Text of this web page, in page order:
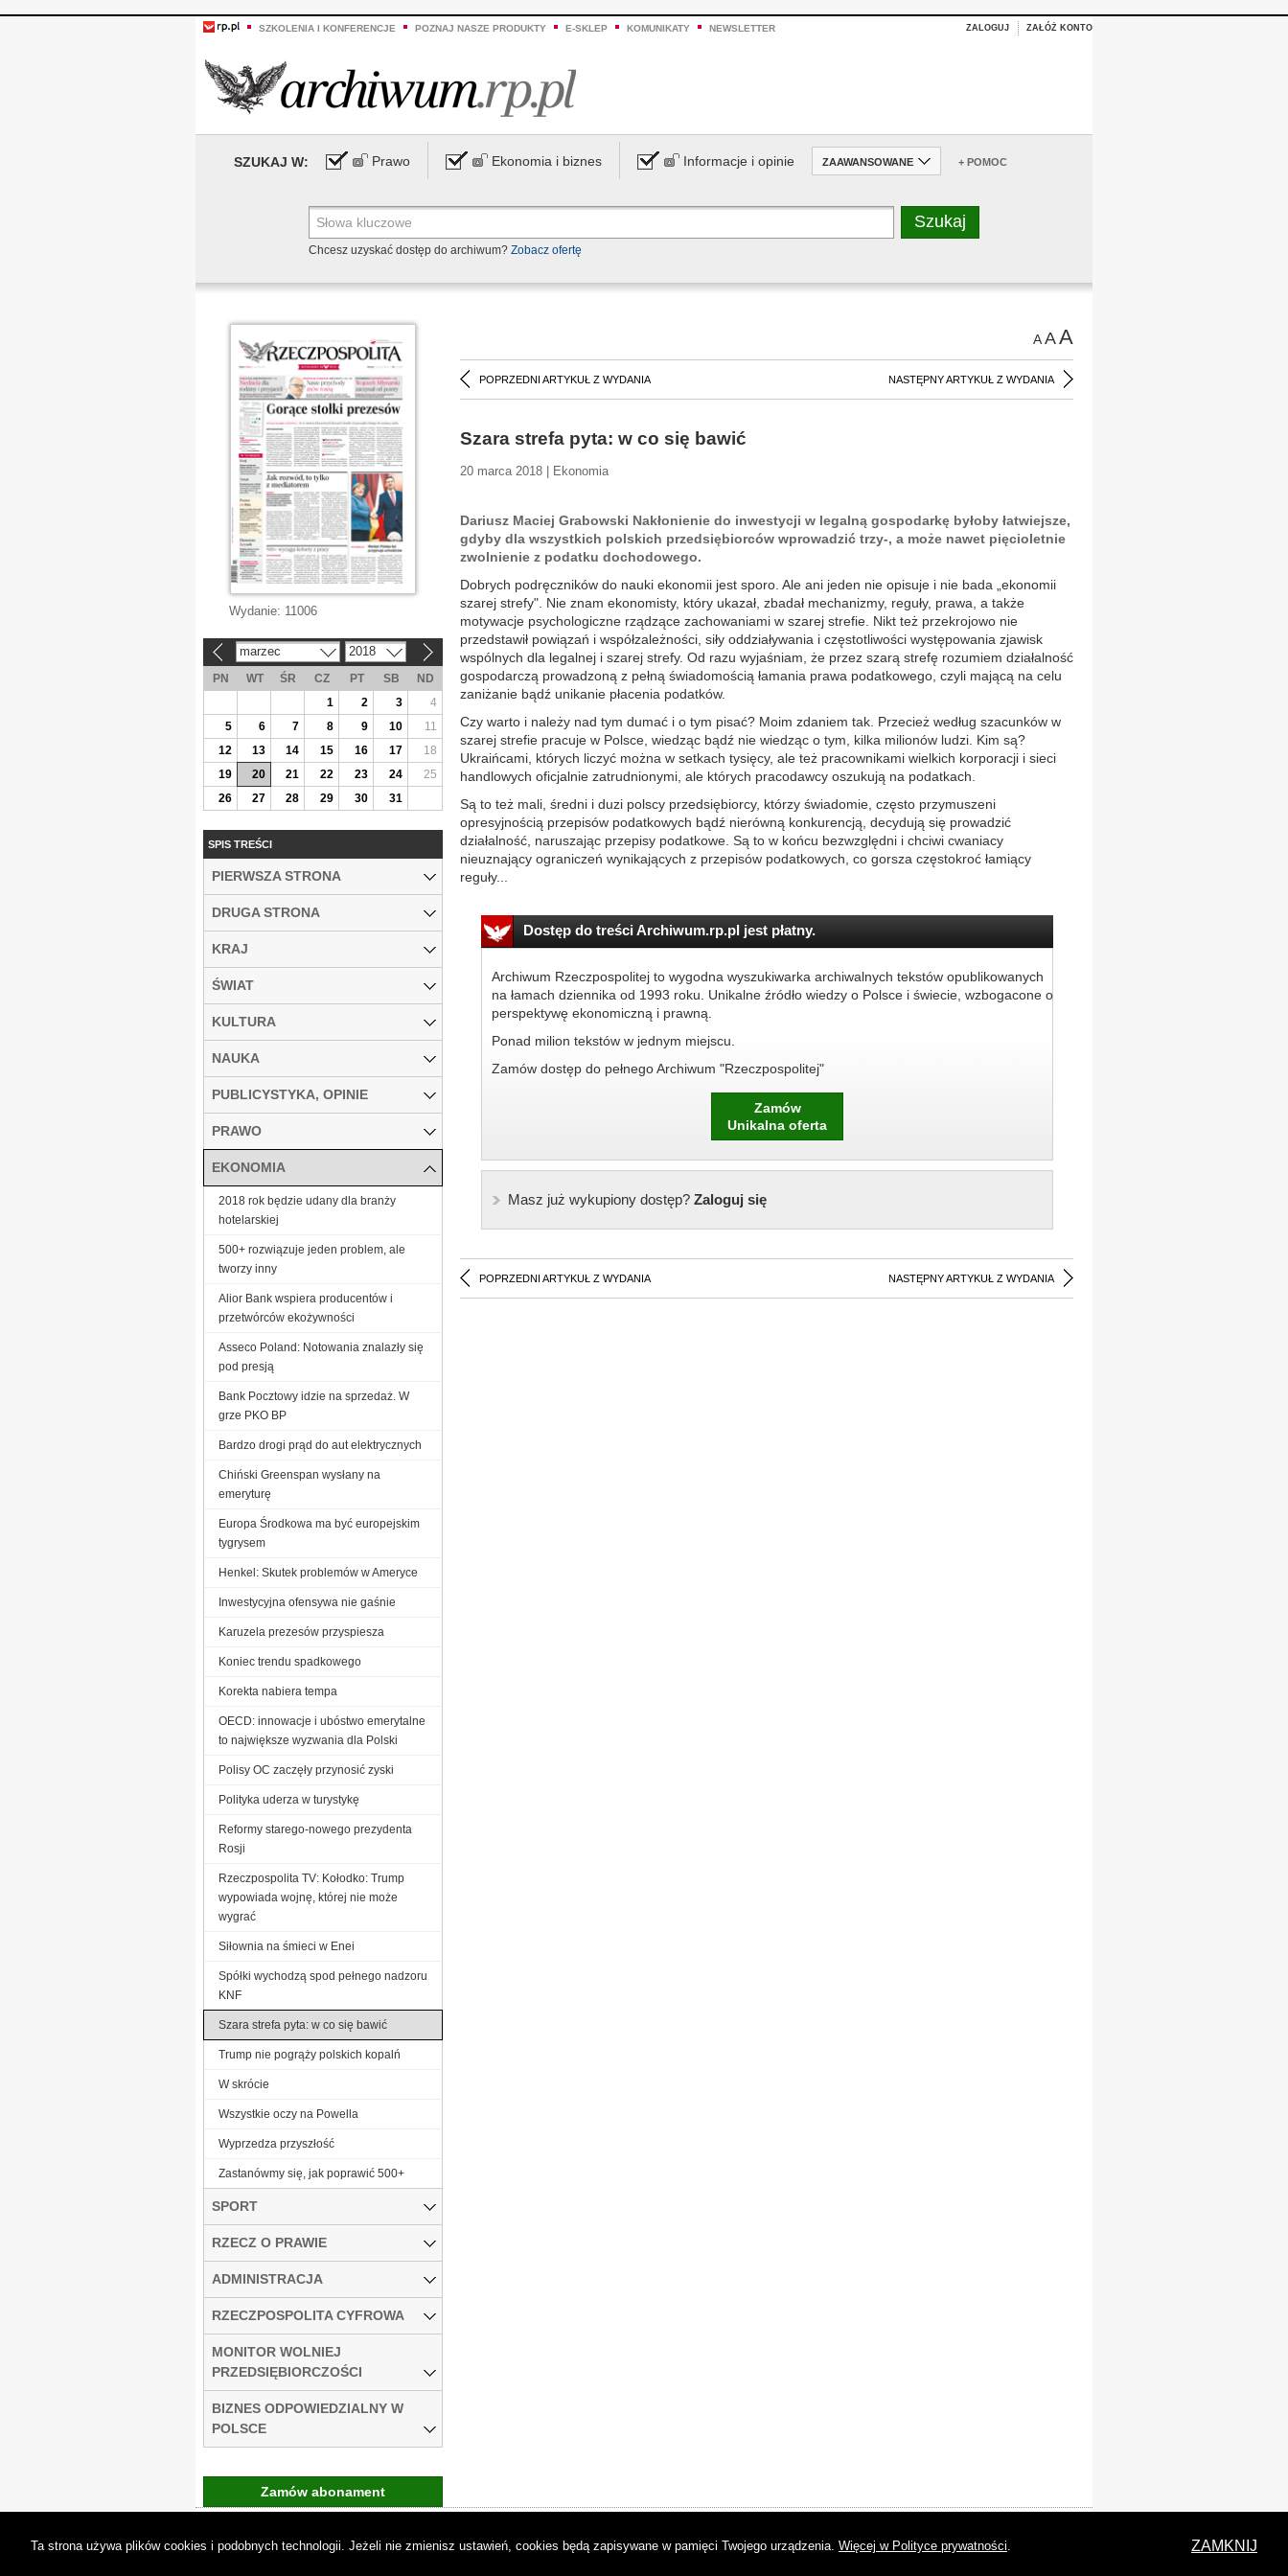
SZKOLENIA I KONFERENCJE POZNAJ NASZE PRODUKTY E-SKLEP KOMUNIKATY NEWSLETTER ZALOGUJ ZAŁÓŻ KONTO
SZUKAJ W: Prawo Ekonomia i biznes Informacje i opinie ZAAWANSOWANE + POMOC
Chcesz uzyskać dostęp do archiwum? Zobacz ofertę
AAA
POPRZEDNI ARTYKUŁ Z WYDANIA NASTĘPNY ARTYKUŁ Z WYDANIA
Szara strefa pyta: w co się bawić
20 marca 2018 | Ekonomia
Dariusz Maciej Grabowski Nakłonienie do inwestycji w legalną gospodarkę byłoby łatwiejsze,
gdyby dla wszystkich polskich przedsiębiorców wprowadzić trzy-, a może nawet pięcioletnie
zwolnienie z podatku dochodowego.
Dobrych podręczników do nauki ekonomii jest sporo. Ale ani jeden nie opisuje i nie bada „ekonomii
szarej strefy". Nie znam ekonomisty, który ukazał, zbadał mechanizmy, reguły, prawa, a także
motywacje psychologiczne rządzące zachowaniami w szarej strefie. Nikt też przekrojowo nie
przedstawił powiązań i współzależności, siły oddziaływania i częstotliwości występowania zjawisk
wspólnych dla legalnej i szarej strefy. Od razu wyjaśniam, że przez szarą strefę rozumiem działalność
gospodarczą prowadzoną z pełną świadomością łamania prawa podatkowego, czyli mającą na celu
zaniżanie bądź unikanie płacenia podatków.
Czy warto i należy nad tym dumać i o tym pisać? Moim zdaniem tak. Przecież według szacunków w
szarej strefie pracuje w Polsce, wiedząc bądź nie wiedząc o tym, kilka milionów ludzi. Kim są?
Ukraińcami, których liczyć można w setkach tysięcy, ale też pracownikami wielkich korporacji i sieci
handlowych oficjalnie zatrudnionymi, ale których pracodawcy oszukują na podatkach.
Są to też mali, średni i duzi polscy przedsiębiorcy, którzy świadomie, często przymuszeni
opresyjnością przepisów podatkowych bądź nierówną konkurencją, decydują się prowadzić
działalność, naruszając przepisy podatkowe. Są to w końcu bezwzględni i chciwi cwaniacy
nieuznający ograniczeń wynikających z przepisów podatkowych, co gorsza częstokroć łamiący
reguły...
Dostęp do treści Archiwum.rp.pl jest płatny.
Archiwum Rzeczpospolitej to wygodna wyszukiwarka archiwalnych tekstów opublikowanych
na łamach dziennika od 1993 roku. Unikalne źródło wiedzy o Polsce i świecie, wzbogacone o
perspektywę ekonomiczną i prawną.
Ponad milion tekstów w jednym miejscu.
Zamów dostęp do pełnego Archiwum "Rzeczpospolitej"
Zamów
Unikalna oferta
Masz już wykupiony dostęp?Zaloguj się
POPRZEDNI ARTYKUŁ Z WYDANIA NASTĘPNY ARTYKUŁ Z WYDANIA
Wydanie: 11006
marzec 2018
PN WT ŚR CZ PT SB
ND
1
2 3
4
5
6 7 8 9 10
11
12
13 14 15 16 17
18
19
20 21 22 23 24
25
26
27 28 29 30 31
SPIS TREŚCI
PIERWSZA STRONA
DRUGA STRONA
KRAJ
ŚWIAT
KULTURA
NAUKA
PUBLICYSTYKA, OPINIE
PRAWO
EKONOMIA
2018 rok będzie udany dla branży
hotelarskiej
500+ rozwiązuje jeden problem, ale
tworzy inny
Alior Bank wspiera producentów i
przetwórców ekożywności
Asseco Poland: Notowania znalazły się
pod presją
Bank Pocztowy idzie na sprzedaż. W
grze PKO BP
Bardzo drogi prąd do aut elektrycznych
Chiński Greenspan wysłany na
emeryturę
Europa Środkowa ma być europejskim
tygrysem
Henkel: Skutek problemów w Ameryce
Inwestycyjna ofensywa nie gaśnie
Karuzela prezesów przyspiesza
Koniec trendu spadkowego
Korekta nabiera tempa
OECD: innowacje i ubóstwo emerytalne
to największe wyzwania dla Polski
Polisy OC zaczęły przynosić zyski
Polityka uderza w turystykę
Reformy starego-nowego prezydenta
Rosji
Rzeczpospolita TV: Kołodko: Trump
wypowiada wojnę, której nie może
wygrać
Siłownia na śmieci w Enei
Spółki wychodzą spod pełnego nadzoru
KNF
Szara strefa pyta: w co się bawić
Trump nie pogrąży polskich kopalń
W skrócie
Wszystkie oczy na Powella
Wyprzedza przyszłość
Zastanówmy się, jak poprawić 500+
SPORT
RZECZ O PRAWIE
ADMINISTRACJA
RZECZPOSPOLITA CYFROWA
MONITOR WOLNIEJ
PRZEDSIĘBIORCZOŚCI
BIZNES ODPOWIEDZIALNY W
POLSCE
Zamów abonament
Ta strona używa plików cookies i podobnych technologii. Jeżeli nie zmienisz ustawień, cookies będą zapisywane w pamięci Twojego urządzenia. Więcej w Polityce prywatności. ZAMKNIJ